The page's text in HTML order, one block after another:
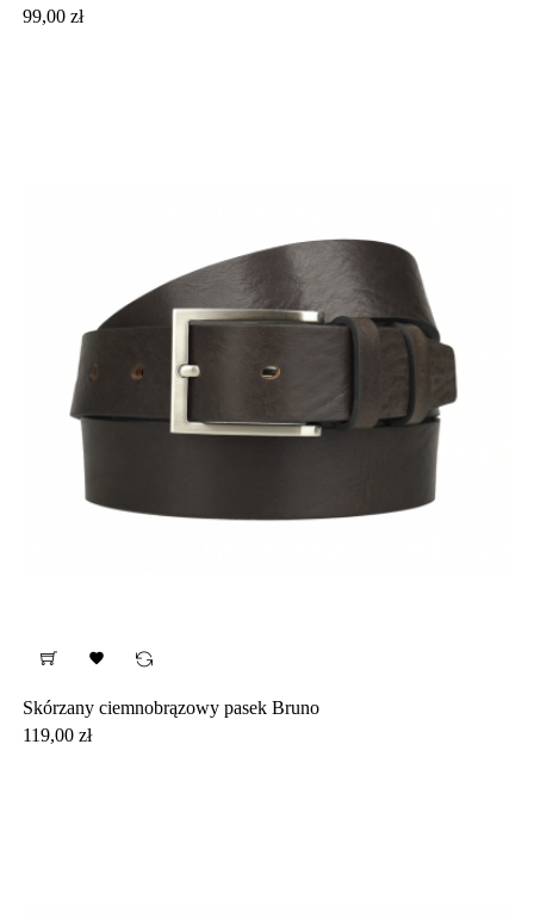
Cena
99,00 zł

Skórzany ciemnobrązowy pasek Bruno
Cena
119,00 zł